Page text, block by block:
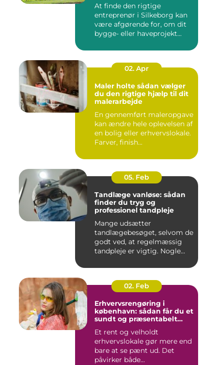
At finde den rigtige
entreprenør i Silkeborg kan
være afgørende for, om dit
bygge- eller haveprojekt...
02. Apr
Maler holte sådan vælger
du den rigtige hjælp til dit
malerarbejde
En gennemført maleropgave
kan ændre hele oplevelsen af
en bolig eller erhvervslokale.
Farver, finish...
05. Feb
Tandlæge vanløse: sådan
finder du tryg og
professionel tandpleje
Mange udsætter
tandlægebesøget, selvom de
godt ved, at regelmæssig
tandpleje er vigtig. Nogle
02. Feb
Erhvervsrengøring i
københavn: sådan får du et
sundt og præsentabelt
Et rent og velholdt
erhvervslokale gør mere end
bare at se pænt ud. Det
påvirker både